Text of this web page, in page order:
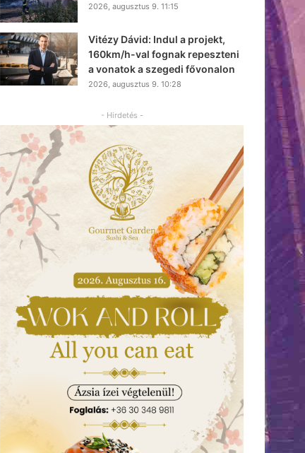
2026, augusztus 9. 11:15
Vitézy Dávid: Indul a projekt,
160km/h-val fognak repeszteni
a vonatok a szegedi fővonalon
2026, augusztus 9. 10:28
- Hirdetés -